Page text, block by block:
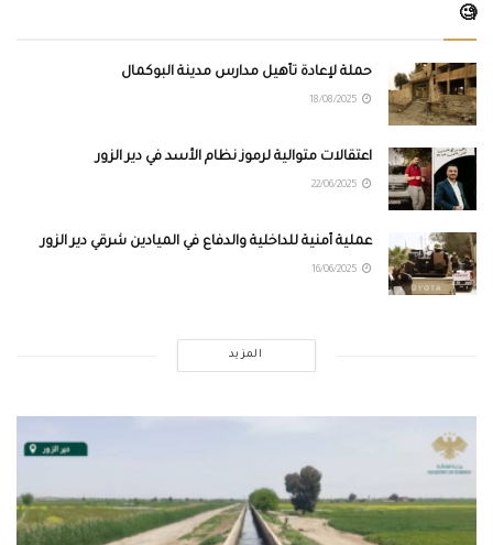
🧐
حملة لإعادة تأهيل مدارس مدينة البوكمال
اعتقالات متوالية لرموز نظام الأسد في دير الزور
عملية أمنية للداخلية والدفاع في الميادين شرقي دير الزور
المزيد